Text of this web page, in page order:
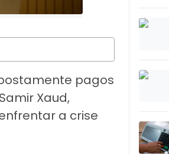
pagos
Xaud,
a crise